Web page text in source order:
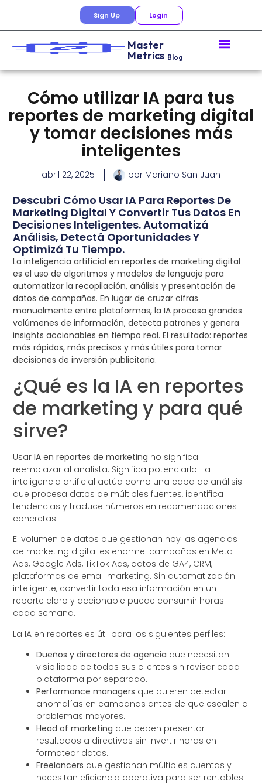
Sign Up Login
Master
Metrics Blog
Cómo utilizar IA para tus
reportes de marketing digital
y tomar decisiones más
inteligentes
abril 22, 2025 por Mariano San Juan
Descubrí Cómo Usar IA Para Reportes De
Marketing Digital Y Convertir Tus Datos En
Decisiones Inteligentes. Automatizá
Análisis, Detectá Oportunidades Y
Optimizá Tu Tiempo.
La inteligencia artificial en reportes de marketing digital
es el uso de algoritmos y modelos de lenguaje para
automatizar la recopilación, análisis y presentación de
datos de campañas. En lugar de cruzar cifras
manualmente entre plataformas, la IA procesa grandes
volúmenes de información, detecta patrones y genera
insights accionables en tiempo real. El resultado: reportes
más rápidos, más precisos y más útiles para tomar
decisiones de inversión publicitaria.
¿Qué es la IA en reportes
de marketing y para qué
sirve?
UsarIA en reportes de marketing no significa
reemplazar al analista. Significa potenciarlo. La
inteligencia artificial actúa como una capa de análisis
que procesa datos de múltiples fuentes, identifica
tendencias y traduce números en recomendaciones
concretas.
El volumen de datos que gestionan hoy las agencias
de marketing digital es enorme: campañas en Meta
Ads, Google Ads, TikTok Ads, datos de GA4, CRM,
plataformas de email marketing. Sin automatización
inteligente, convertir toda esa información en un
reporte claro y accionable puede consumir horas
cada semana.
La IA en reportes es útil para los siguientes perfiles:
Dueños y directores de agencia que necesitan
visibilidad de todos sus clientes sin revisar cada
plataforma por separado.
Performance managers que quieren detectar
anomalías en campañas antes de que escalen a
problemas mayores.
Head of marketing que deben presentar
resultados a directivos sin invertir horas en
formatear datos.
Freelancers que gestionan múltiples cuentas y
necesitan eficiencia operativa para ser rentables.